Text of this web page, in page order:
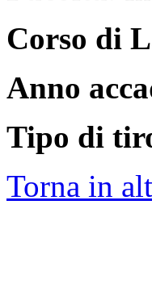
Corso di
Anno
Tipo di
Torna in